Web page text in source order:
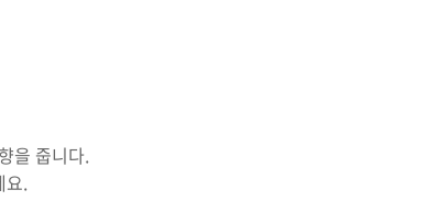
을 줍니다.
요.